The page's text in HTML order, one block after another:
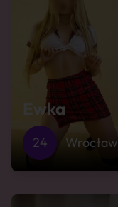
Ewka
24 Wrocław